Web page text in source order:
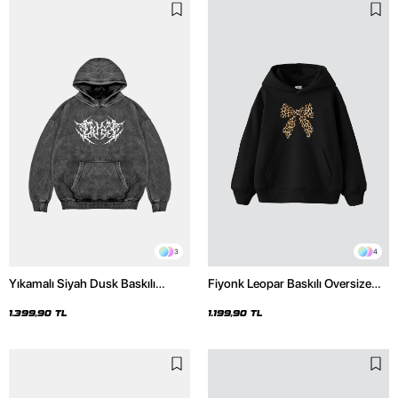
3
Yıkamalı Siyah Dusk Baskılı
1.399,90 TL
4
Fiyonk Leopar Baskılı Oversize
1.199,90 TL